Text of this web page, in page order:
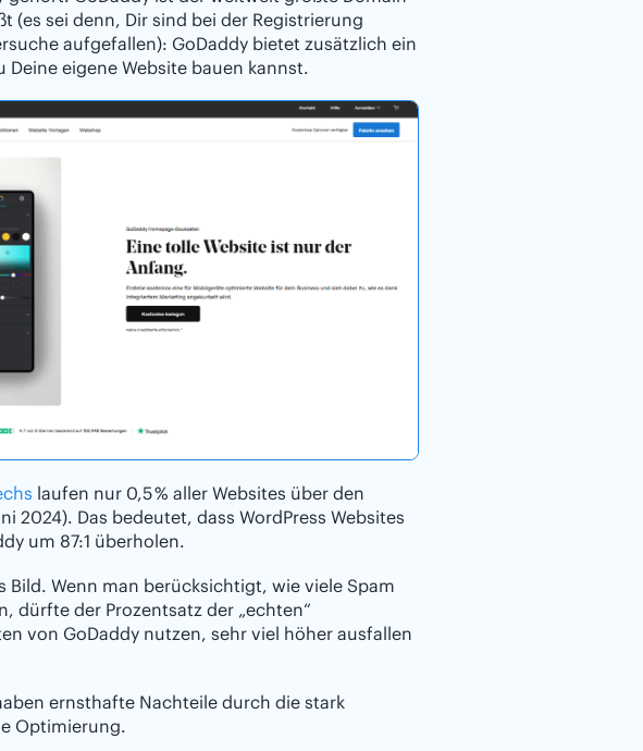
(es sei denn, Dir sind bei der Registrierung
aufgefallen): GoDaddy bietet zusätzlich ein
eigene Website bauen kannst.
laufen nur 0,5 % aller Websites über den
2024). Das bedeutet, dass WordPress Websites
um 87:1 überholen.
Bild. Wenn man berücksichtigt, wie viele Spam
dürfte der Prozentsatz der „echten“
von GoDaddy nutzen, sehr viel höher ausfallen
ernsthafte Nachteile durch die stark
Optimierung.